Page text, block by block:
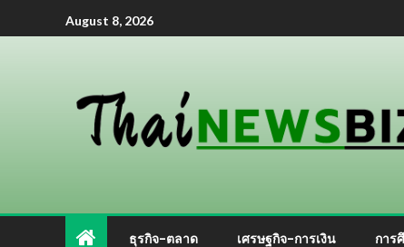
August 8, 2026
ธุรกิจ-ตลาด เศรษฐกิจ-การเงิน การ